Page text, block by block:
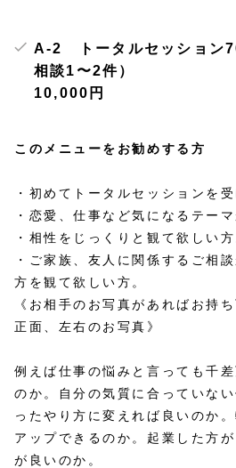
A-2 トータルセッション
相談1〜2件）
10,000円
このメニューをお勧めする方
・初めてトータルセッションを受
・恋愛、仕事など気になるテー
・相性をじっくりと観て欲しい方
・ご家族、友人に関係するご相
方を観て欲しい方。
《お相手のお写真があればお持
正面、左右のお写真》
例えば仕事の悩みと言っても千
のか。自分の気質に合っていな
ったやり方に変えれば良いのか
アップできるのか。起業した方
が良いのか。